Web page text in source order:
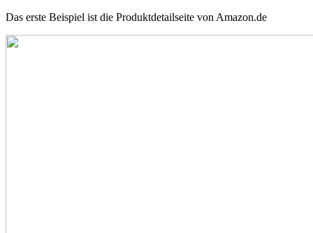
Das erste Beispiel ist die Produktdetailseite von Amazon.de